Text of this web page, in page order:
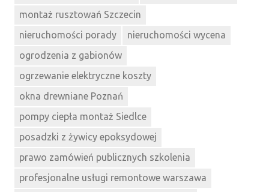
montaż rusztowań Szczecin
nieruchomości porady
nieruchomości wycena
ogrodzenia z gabionów
ogrzewanie elektryczne koszty
okna drewniane Poznań
pompy ciepła montaż Siedlce
posadzki z żywicy epoksydowej
prawo zamówień publicznych szkolenia
profesjonalne usługi remontowe warszawa